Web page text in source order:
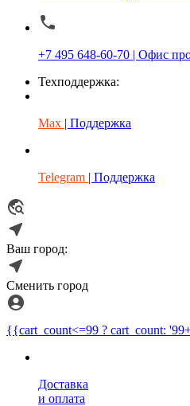
+7 495 648-60-70 | Офис
Техподдержка:
Max | Поддержка
Telegram | Поддержка
Ваш город:
Сменить город
{{cart_count<=99 ? cart_count:
Доставка
и оплата